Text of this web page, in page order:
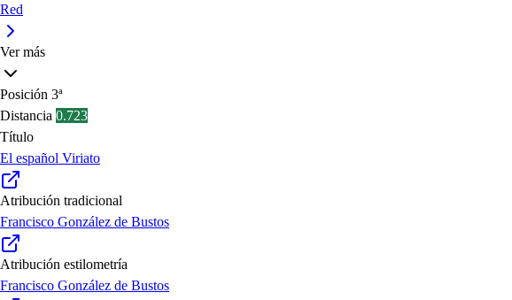
Red
Ver más
Posición 3ª
Distancia 0.723
Título
El español Viriato
Atribución tradicional
Francisco González de Bustos
Atribución estilometría
Francisco González de Bustos